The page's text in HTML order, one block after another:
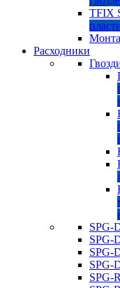
TFIX
Расходники
SPG-
SPG-
SPG-
SPG-
SPG-